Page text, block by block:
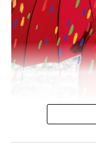
Descargar la